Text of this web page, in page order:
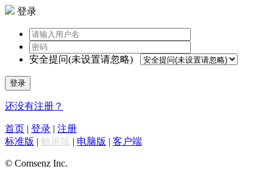
登录
安全提问(未设置请忽略)
登录
还没有注册？
首页 | 登录 | 注册
标准版 | 触屏版 | 电脑版 | 客户端
© Comsenz Inc.